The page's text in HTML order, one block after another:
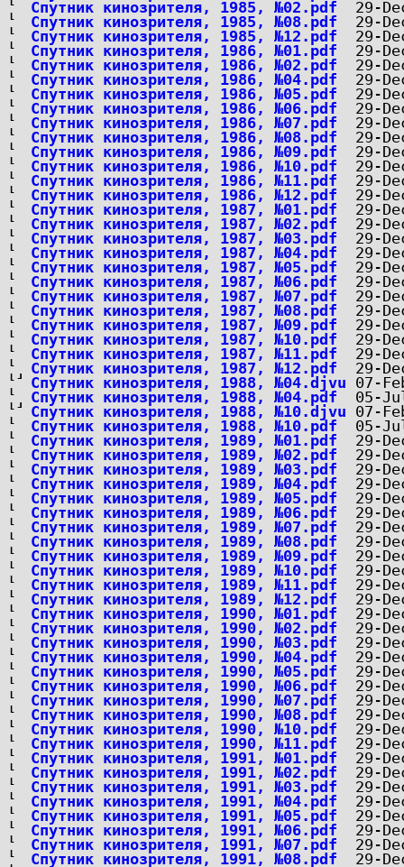
Спутник кинозрителя, 1985, №02.pdf
Спутник кинозрителя, 1985, №08.pdf
Спутник кинозрителя, 1985, №12.pdf
Спутник кинозрителя, 1986, №01.pdf
Спутник кинозрителя, 1986, №02.pdf
Спутник кинозрителя, 1986, №04.pdf
Спутник кинозрителя, 1986, №05.pdf
Спутник кинозрителя, 1986, №06.pdf
Спутник кинозрителя, 1986, №07.pdf
Спутник кинозрителя, 1986, №08.pdf
Спутник кинозрителя, 1986, №09.pdf
Спутник кинозрителя, 1986, №10.pdf
Спутник кинозрителя, 1986, №11.pdf
Спутник кинозрителя, 1986, №12.pdf
Спутник кинозрителя, 1987, №01.pdf
Спутник кинозрителя, 1987, №02.pdf
Спутник кинозрителя, 1987, №03.pdf
Спутник кинозрителя, 1987, №04.pdf
Спутник кинозрителя, 1987, №05.pdf
Спутник кинозрителя, 1987, №06.pdf
Спутник кинозрителя, 1987, №07.pdf
Спутник кинозрителя, 1987, №08.pdf
Спутник кинозрителя, 1987, №09.pdf
Спутник кинозрителя, 1987, №10.pdf
Спутник кинозрителя, 1987, №11.pdf
Спутник кинозрителя, 1987, №12.pdf
Спутник кинозрителя, 1988, №04.djvu
Спутник кинозрителя, 1988, №04.pdf
Спутник кинозрителя, 1988, №10.djvu
Спутник кинозрителя, 1988, №10.pdf
Спутник кинозрителя, 1989, №01.pdf
Спутник кинозрителя, 1989, №02.pdf
Спутник кинозрителя, 1989, №03.pdf
Спутник кинозрителя, 1989, №04.pdf
Спутник кинозрителя, 1989, №05.pdf
Спутник кинозрителя, 1989, №06.pdf
Спутник кинозрителя, 1989, №07.pdf
Спутник кинозрителя, 1989, №08.pdf
Спутник кинозрителя, 1989, №09.pdf
Спутник кинозрителя, 1989, №10.pdf
Спутник кинозрителя, 1989, №11.pdf
Спутник кинозрителя, 1989, №12.pdf
Спутник кинозрителя, 1990, №01.pdf
Спутник кинозрителя, 1990, №02.pdf
Спутник кинозрителя, 1990, №03.pdf
Спутник кинозрителя, 1990, №04.pdf
Спутник кинозрителя, 1990, №05.pdf
Спутник кинозрителя, 1990, №06.pdf
Спутник кинозрителя, 1990, №07.pdf
Спутник кинозрителя, 1990, №08.pdf
Спутник кинозрителя, 1990, №10.pdf
Спутник кинозрителя, 1990, №11.pdf
Спутник кинозрителя, 1991, №01.pdf
Спутник кинозрителя, 1991, №02.pdf
Спутник кинозрителя, 1991, №03.pdf
Спутник кинозрителя, 1991, №04.pdf
Спутник кинозрителя, 1991, №05.pdf
Спутник кинозрителя, 1991, №06.pdf
Спутник кинозрителя, 1991, №07.pdf
Спутник кинозрителя, 1991, №08.pdf